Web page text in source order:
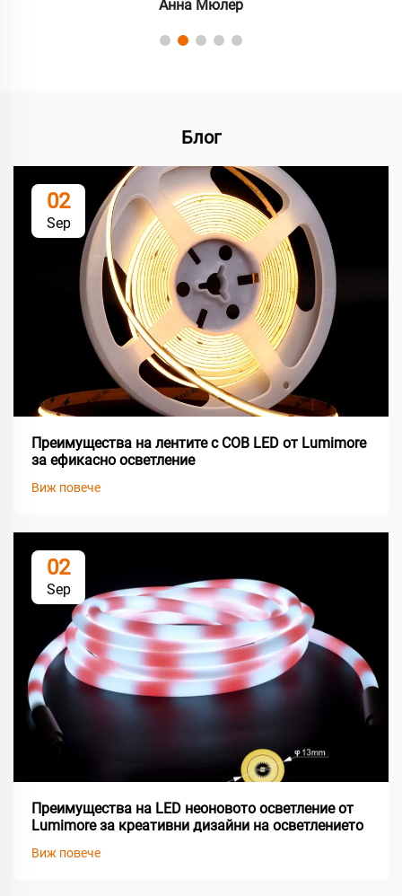
Анна Мюлер
Блог
02
Sep
Преимущества на лентите с COB LED от Lumimore
за ефикасно осветление
Виж повече
02
Sep
Преимущества на LED неоновото осветление от
Lumimore за креативни дизайни на осветлението
Виж повече